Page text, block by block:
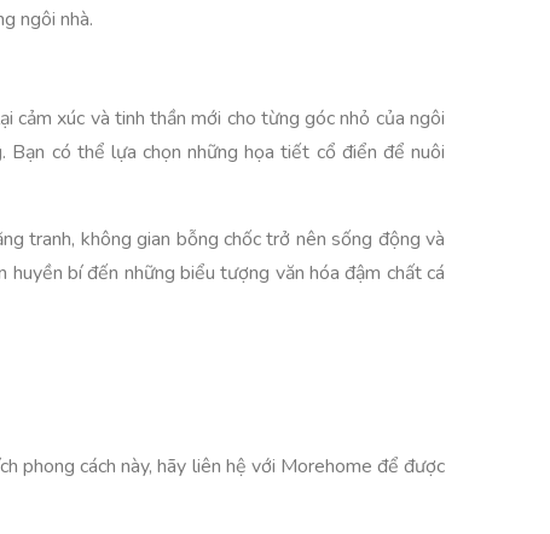
ngôi nhà.
cảm xúc và tinh thần mới cho từng góc nhỏ của ngôi
Bạn có thể lựa chọn những họa tiết cổ điển để nuôi
tranh, không gian bỗng chốc trở nên sống động và
bí đến những biểu tượng văn hóa đậm chất cá
phong cách này, hãy liên hệ với Morehome để được